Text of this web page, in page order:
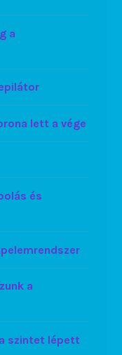
a
lett a vége
és
a
szintet lépett